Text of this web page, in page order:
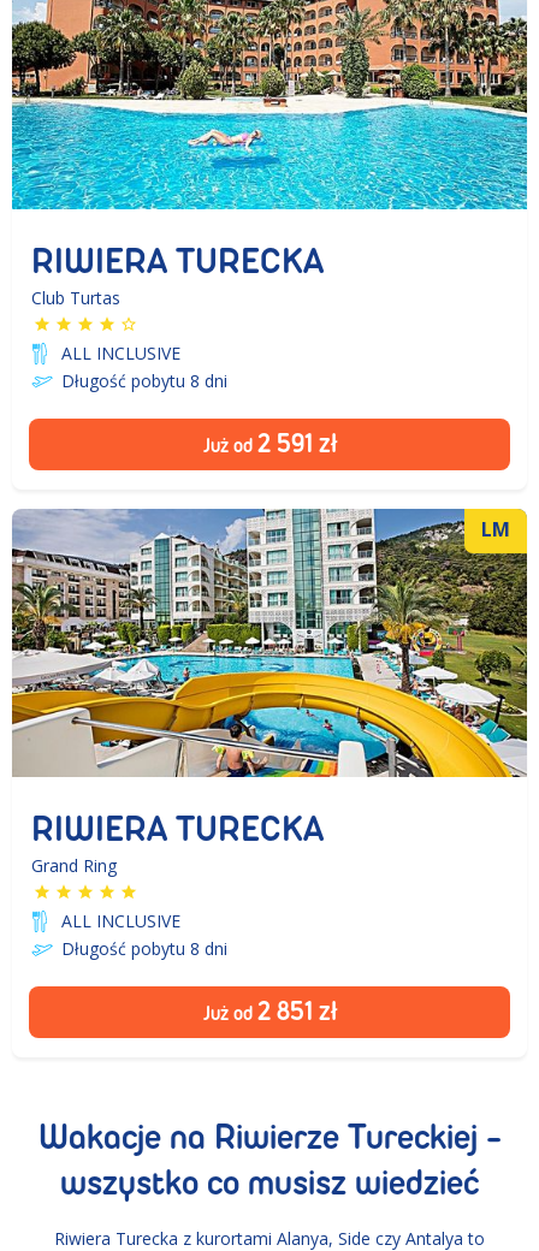
RIWIERA TURECKA
Club Turtas
ALL INCLUSIVE
Długość pobytu 8 dni
Już od 2 591 zł
LM
RIWIERA TURECKA
Grand Ring
ALL INCLUSIVE
Długość pobytu 8 dni
Już od 2 851 zł
Wakacje na Riwierze Tureckiej -
wszystko co musisz wiedzieć
Riwiera Turecka z kurortami Alanya, Side czy Antalya to